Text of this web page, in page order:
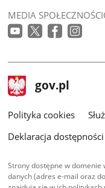
MEDIA
stopka
gov.pl Strona
gov.pl
gov.pl
Polityka cookies
Deklaracja
Strony dostępne w domenie
danych (adres e-mail oraz